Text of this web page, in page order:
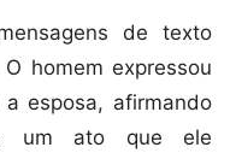
de texto
homem expressou
esposa, afirmando
um ato que ele